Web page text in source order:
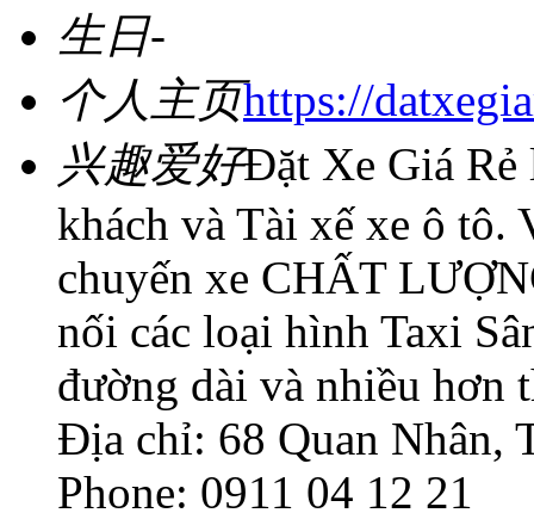
生日-
个人主页https://
兴趣爱好Đặt Xe Giá Rẻ
khách và Tài xế xe ô tô.
chuyến xe CHẤT
nối các loại hình Taxi
đường dài và nhiều hơn
Địa chỉ: 68 Quan Nhân,
Phone: 0911 04 12 21